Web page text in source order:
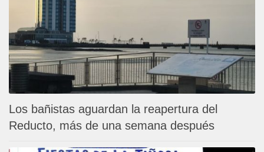
Los bañistas aguardan la reapertura del
Reducto, más de una semana después